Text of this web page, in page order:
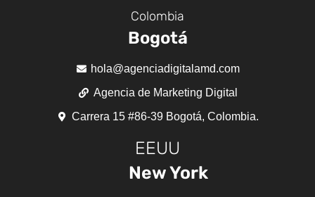
Colombia
Bogotá
hola@agenciadigitalamd.com
Agencia de Marketing Digital
Carrera 15 #86-39 Bogotá, Colombia.
EEUU
New York